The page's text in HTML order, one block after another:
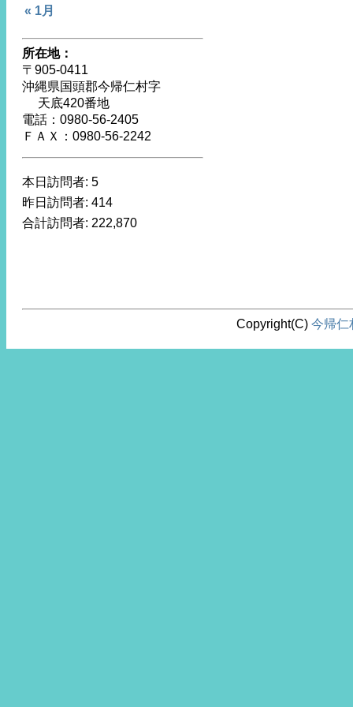
« 1月
所在地：
〒905-0411
沖縄県国頭郡今帰仁村字
天底420番地
電話：0980-56-2405
ＦＡＸ：0980-56-2242
本日訪問者: 5
昨日訪問者: 414
合計訪問者: 222,870
Copyright(C)今帰仁